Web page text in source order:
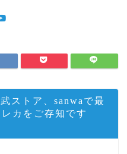
ストア、sanwaで最
カをご存知です